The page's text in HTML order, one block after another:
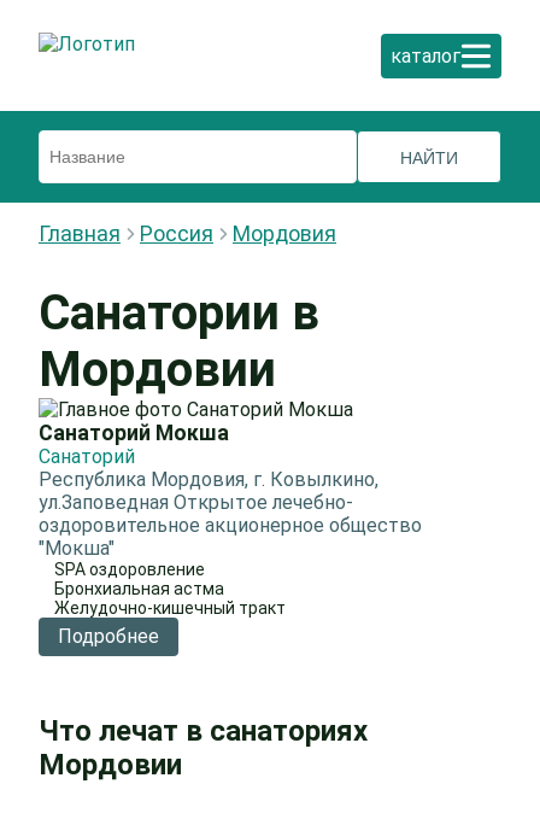
каталог
Главная Россия Мордовия
Санатории в
Мордовии
Санаторий Мокша
Санаторий
Республика Мордовия, г. Ковылкино,
ул.Заповедная Открытое лечебно-
оздоровительное акционерное общество
"Мокша"
SPA оздоровление
Бронхиальная астма
Желудочно-кишечный тракт
Подробнее
Что лечат в санаториях
Мордовии